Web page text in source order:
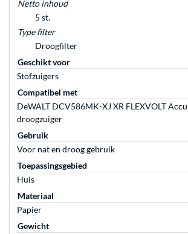
Netto inhoud
5 st.
Type filter
Droogfilter
Geschikt voor
Stofzuigers
Compatibel met
DeWALT DCV586MK-XJ XR FLEXVOLT
droogzuiger
Gebruik
Voor nat en droog gebruik
Toepassingsgebied
Huis
Materiaal
Papier
Gewicht